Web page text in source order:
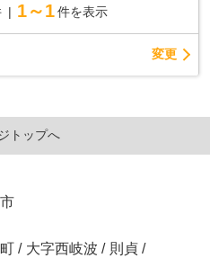
1～1 件を表示
変更
トップへ
/ 大字西岐波 / 則貞 /